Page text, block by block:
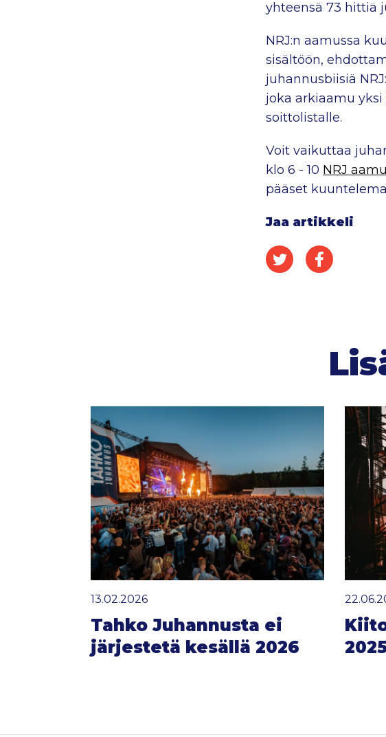
yhteensä 73 hittiä
NRJ:n aamussa
sisältöön,
juhannusbiisiä
joka arkiaamu
soittolistalle.
Voit vaikuttaa
klo 6 - 10 NRJ
pääset
Jaa artikkeli
Jaa Twitterissä
Jaa
13.02.2026
Tahko Juhannusta ei
järjestetä kesällä 2026